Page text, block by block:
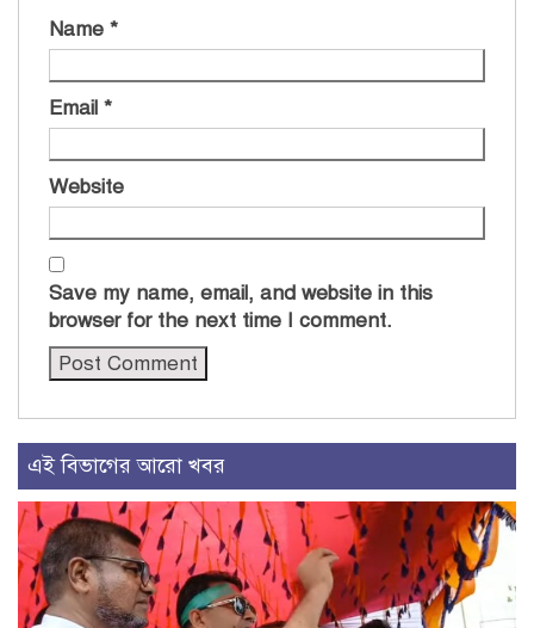
Name *
Email *
Website
Save my name, email, and website in this
browser for the next time I comment.
এই বিভাগের আরো খবর